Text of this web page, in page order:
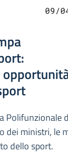
09/
Polifunzionale
dei ministri, le
dello sport.